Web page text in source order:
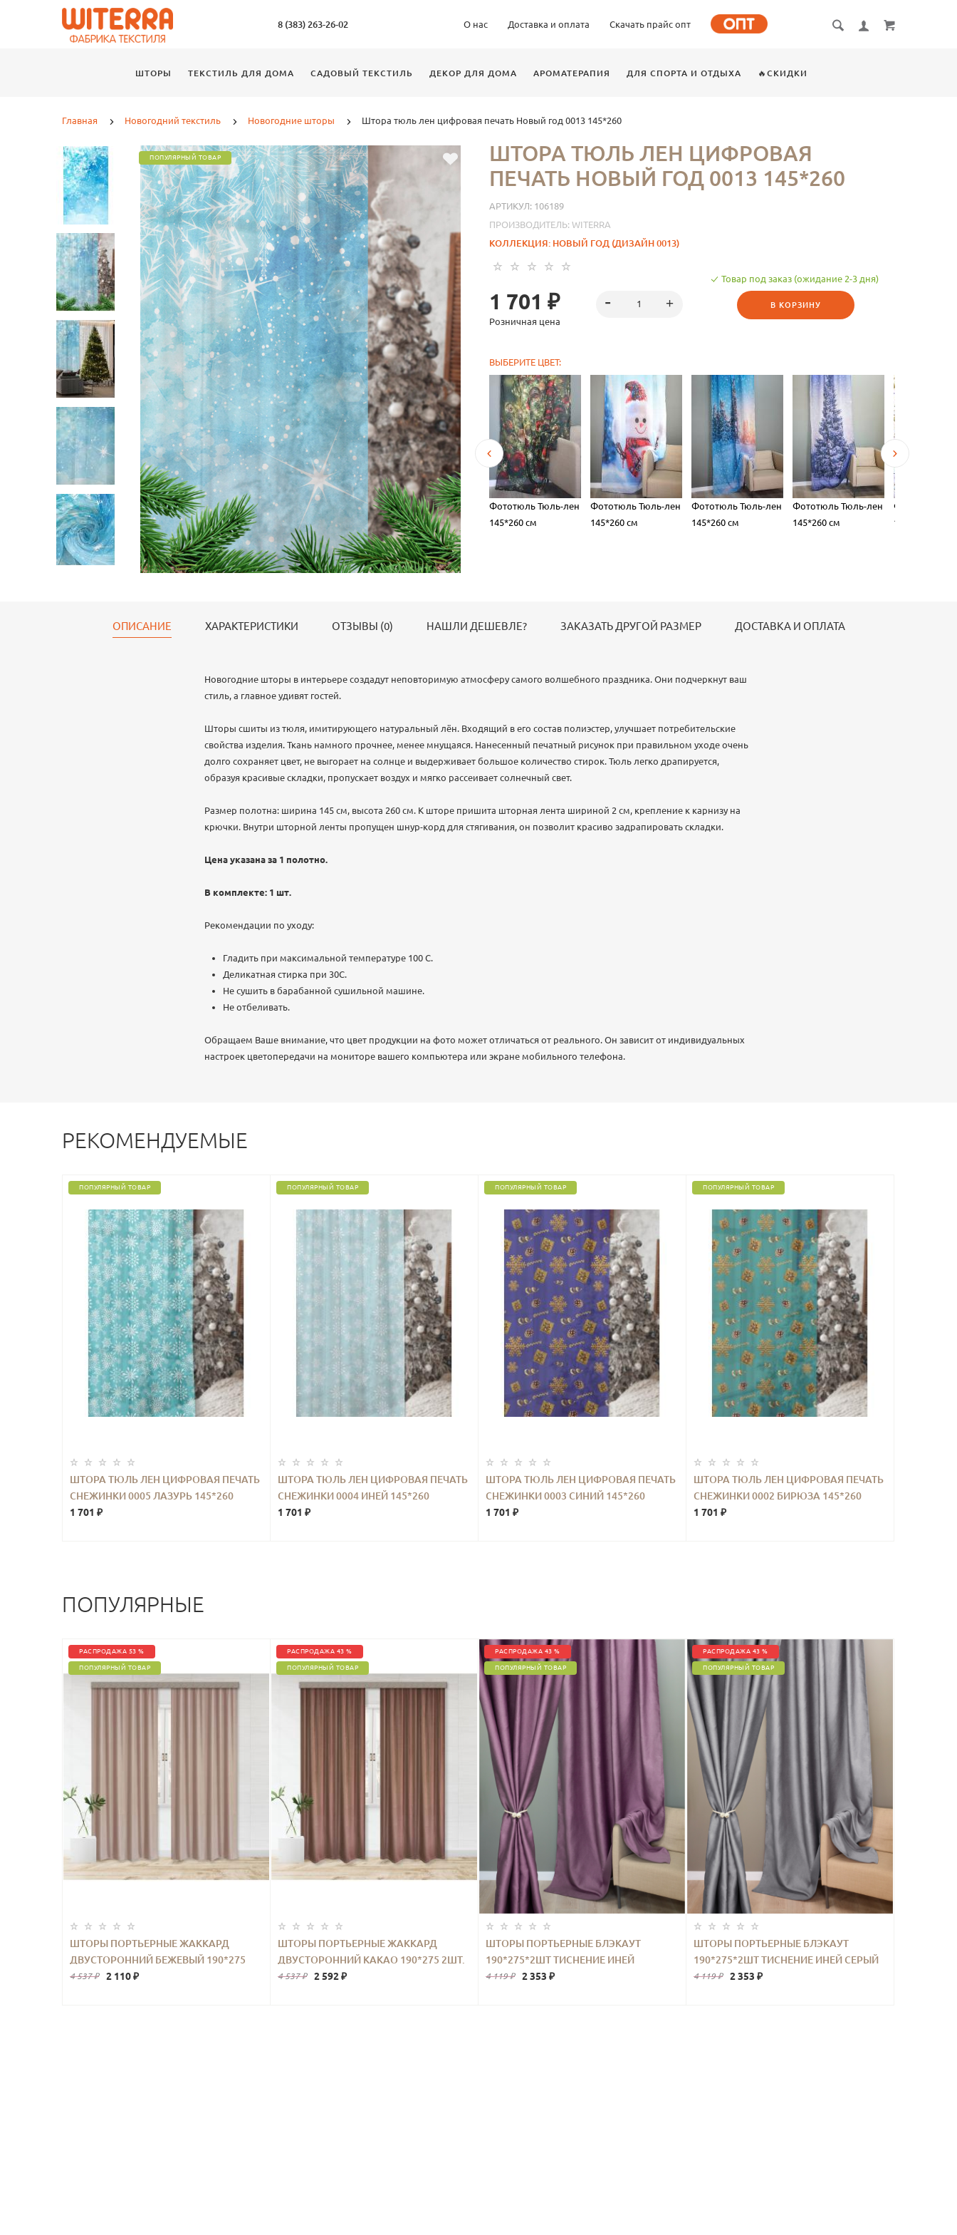
8 (383) 263-26-02 О нас Доставка и оплата Скачать прайс опт
ШТОРЫ ТЕКСТИЛЬ ДЛЯ ДОМА САДОВЫЙ ТЕКСТИЛЬ ДЕКОР ДЛЯ ДОМА АРОМАТЕРАПИЯ ДЛЯ СПОРТА И ОТДЫХА 🔥СКИДКИ
Главная Новогодний текстиль Новогодние шторы Штора тюль лен цифровая печать Новый год 0013 145*260
ПОПУЛЯРНЫЙ ТОВАР
ШТОРА ТЮЛЬ ЛЕН ЦИФРОВАЯ
ПЕЧАТЬ НОВЫЙ ГОД 0013 145*260
АРТИКУЛ: 106189
ПРОИЗВОДИТЕЛЬ: WITERRA
КОЛЛЕКЦИЯ: НОВЫЙ ГОД (ДИЗАЙН 0013)
1 701 ₽
Розничная цена
Товар под заказ (ожидание 2-3 дня)
В КОРЗИНУ
ВЫБЕРИТЕ ЦВЕТ:
Тюль Тюль-лен
145*260 см
Тюль Тюль-лен
145*260 см
Тюль Тюль-лен
145*260 см
Тюль Тюль-лен
145*260 см
Фототюль Тюль-лен
145*260 см
Фототюль Тюль-лен
145*260 см
Фототюль Тюль-лен
145*260 см
Фототюль Тюль-лен
145*260 см
Фототюль
145*260 см
ОПИСАНИЕ ХАРАКТЕРИСТИКИ ОТЗЫВЫ (0) НАШЛИ ДЕШЕВЛЕ? ЗАКАЗАТЬ ДРУГОЙ РАЗМЕР ДОСТАВКА И ОПЛАТА
Новогодние шторы в интерьере создадут неповторимую атмосферу самого волшебного праздника. Они подчеркнут ваш
стиль, а главное удивят гостей.
Шторы сшиты из тюля, имитирующего натуральный лён. Входящий в его состав полиэстер, улучшает потребительские
свойства изделия. Ткань намного прочнее, менее мнущаяся. Нанесенный печатный рисунок при правильном уходе очень
долго сохраняет цвет, не выгорает на солнце и выдерживает большое количество стирок. Тюль легко драпируется,
образуя красивые складки, пропускает воздух и мягко рассеивает солнечный свет.
Размер полотна: ширина 145 см, высота 260 см. К шторе пришита шторная лента шириной 2 см, крепление к карнизу на
крючки. Внутри шторной ленты пропущен шнур-корд для стягивания, он позволит красиво задрапировать складки.
Цена указана за 1 полотно.
В комплекте: 1 шт.
Рекомендации по уходу:
Гладить при максимальной температуре 100 C.
Деликатная стирка при 30С.
Не сушить в барабанной сушильной машине.
Не отбеливать.
Обращаем Ваше внимание, что цвет продукции на фото может отличаться от реального. Он зависит от индивидуальных
настроек цветопередачи на мониторе вашего компьютера или экране мобильного телефона.
РЕКОМЕНДУЕМЫЕ
ПОПУЛЯРНЫЙ ТОВАР
ШТОРА ТЮЛЬ ЛЕН ЦИФРОВАЯ ПЕЧАТЬ
СНЕЖИНКИ 0005 ЛАЗУРЬ 145*260
1 701 ₽
ПОПУЛЯРНЫЙ ТОВАР
ШТОРА ТЮЛЬ ЛЕН ЦИФРОВАЯ ПЕЧАТЬ
СНЕЖИНКИ 0004 ИНЕЙ 145*260
1 701 ₽
ПОПУЛЯРНЫЙ ТОВАР
ШТОРА ТЮЛЬ ЛЕН ЦИФРОВАЯ ПЕЧАТЬ
СНЕЖИНКИ 0003 СИНИЙ 145*260
1 701 ₽
ПОПУЛЯРНЫЙ ТОВАР
ШТОРА ТЮЛЬ ЛЕН ЦИФРОВАЯ ПЕЧАТЬ
СНЕЖИНКИ 0002 БИРЮЗА 145*260
1 701 ₽
ПОПУЛЯРНЫЕ
РАСПРОДАЖА 53 %
ПОПУЛЯРНЫЙ ТОВАР
ШТОРЫ ПОРТЬЕРНЫЕ ЖАККАРД
ДВУСТОРОННИЙ БЕЖЕВЫЙ 190*275
2ШТ.
4 537 ₽ 2 110 ₽
РАСПРОДАЖА 43 %
ПОПУЛЯРНЫЙ ТОВАР
ШТОРЫ ПОРТЬЕРНЫЕ ЖАККАРД
ДВУСТОРОННИЙ КАКАО 190*275 2ШТ.
4 537 ₽ 2 592 ₽
РАСПРОДАЖА 43 %
ПОПУЛЯРНЫЙ ТОВАР
ШТОРЫ ПОРТЬЕРНЫЕ БЛЭКАУТ
190*275*2ШТ ТИСНЕНИЕ ИНЕЙ
ФИОЛЕТОВЫЙ
4 119 ₽ 2 353 ₽
РАСПРОДАЖА 43 %
ПОПУЛЯРНЫЙ ТОВАР
ШТОРЫ ПОРТЬЕРНЫЕ БЛЭКАУТ
190*275*2ШТ ТИСНЕНИЕ ИНЕЙ СЕРЫЙ
4 119 ₽ 2 353 ₽